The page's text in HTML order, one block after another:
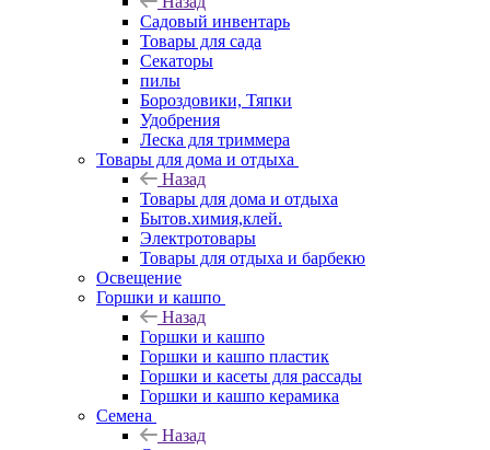
Садовый инвентарь
Товары для сада
Секаторы
пилы
Бороздовики, Тяпки
Удобрения
Леска для триммера
Товары для дома и отдыха
Назад
Товары для дома и отдыха
Бытов.химия,клей.
Электротовары
Товары для отдыха и барбекю
Освещение
Горшки и кашпо
Назад
Горшки и кашпо
Горшки и кашпо пластик
Горшки и касеты для рассады
Горшки и кашпо керамика
Семена
Назад